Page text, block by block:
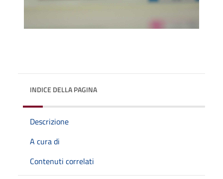
INDICE DELLA PAGINA
Descrizione
A cura di
Contenuti correlati